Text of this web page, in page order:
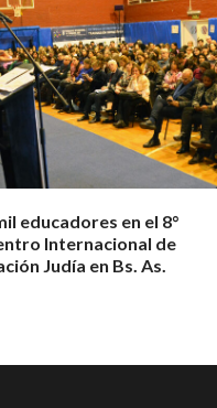
educadores en el 8°
Internacional de
Judía en Bs. As.